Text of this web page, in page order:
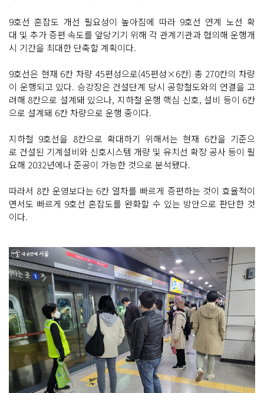
9호선 혼잡도 개선 필요성이 높아짐에 따라 9호선 연계 노선 확
대 및 추가 증편 속도를 앞당기기 위해 각 관계기관과 협의해 운행개
시 기간을 최대한 단축할 계획이다.
9호선은 현재 6칸 차량 45편성으로(45편성×6칸) 총 270칸의 차량
이 운행되고 있다. 승강장은 건설단계 당시 공항철도와의 연결을 고
려해 8칸으로 설계돼 있으나, 지하철 운행 핵심 신호, 설비 등이 6칸
으로 설계돼 6칸 차량으로 운행 중이다.
지하철 9호선을 8칸으로 확대하기 위해서는 현재 6칸을 기준으
로 건설된 기계설비와 신호시스템 개량 및 유치선 확장 공사 등이 필
요해 2032년에나 준공이 가능한 것으로 분석됐다.
따라서 8칸 운영보다는 6칸 열차를 빠르게 증편하는 것이 효율적이
면서도 빠르게 9호선 혼잡도를 완화할 수 있는 방안으로 판단한 것
이다.